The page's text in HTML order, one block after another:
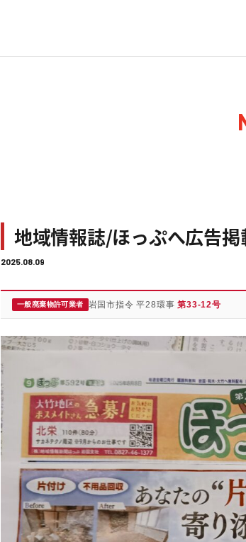
地域情報誌/ほっぷへ広告掲
2025.08.09
一般廃棄物許可業者 岩国市指令 平28環事第33-12号